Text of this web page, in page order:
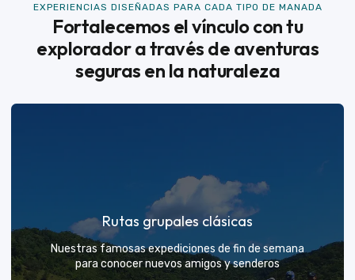
EXPERIENCIAS DISEÑADAS PARA CADA TIPO DE MANADA
Fortalecemos el vínculo con tu
explorador a través de aventuras
seguras en la naturaleza
Rutas grupales clásicas
Nuestras famosas expediciones de fin de semana
para conocer nuevos amigos y senderos